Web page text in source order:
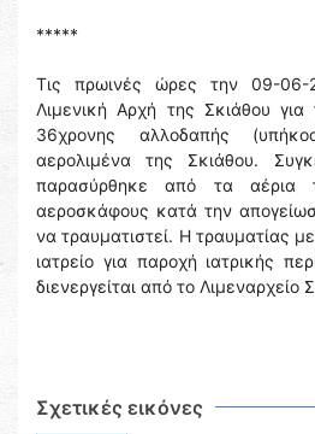
*****
Τις πρωινές ώρες την 09-06-
Λιμενική Αρχή της Σκιάθου για
36χρονης αλλοδαπής
αερολιμένα της Σκιάθου.
παρασύρθηκε από τα αέρια
αεροσκάφους κατά την
να τραυματιστεί. Η τραυματίας
ιατρείο για παροχή ιατρικής
διενεργείται από το Λιμεναρχείο
Σχετικές εικόνες